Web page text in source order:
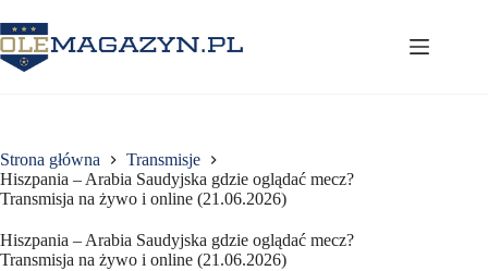
do
treści
Strona główna
Transmisje
Hiszpania – Arabia Saudyjska gdzie oglądać mecz?
Transmisja na żywo i online (21.06.2026)
Hiszpania – Arabia Saudyjska gdzie oglądać mecz?
Transmisja na żywo i online (21.06.2026)